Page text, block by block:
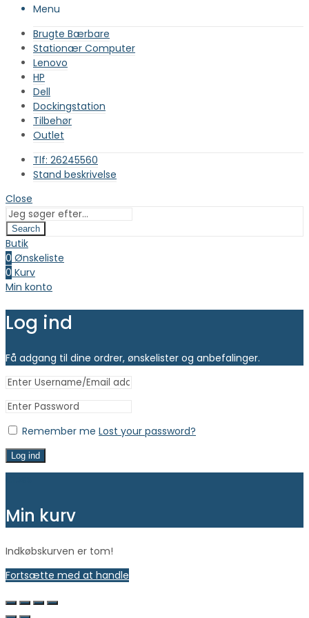
Menu
Brugte Bærbare
Stationær Computer
Lenovo
HP
Dell
Dockingstation
Tilbehør
Outlet
Tlf: 26245560
Stand beskrivelse
Close
Search
Butik
0 Ønskeliste
0 Kurv
Min konto
Log ind
Få adgang til dine ordrer, ønskelister og anbefalinger.
Remember me Lost your password?
Log ind
Min kurv
Indkøbskurven er tom!
Fortsætte med at handle